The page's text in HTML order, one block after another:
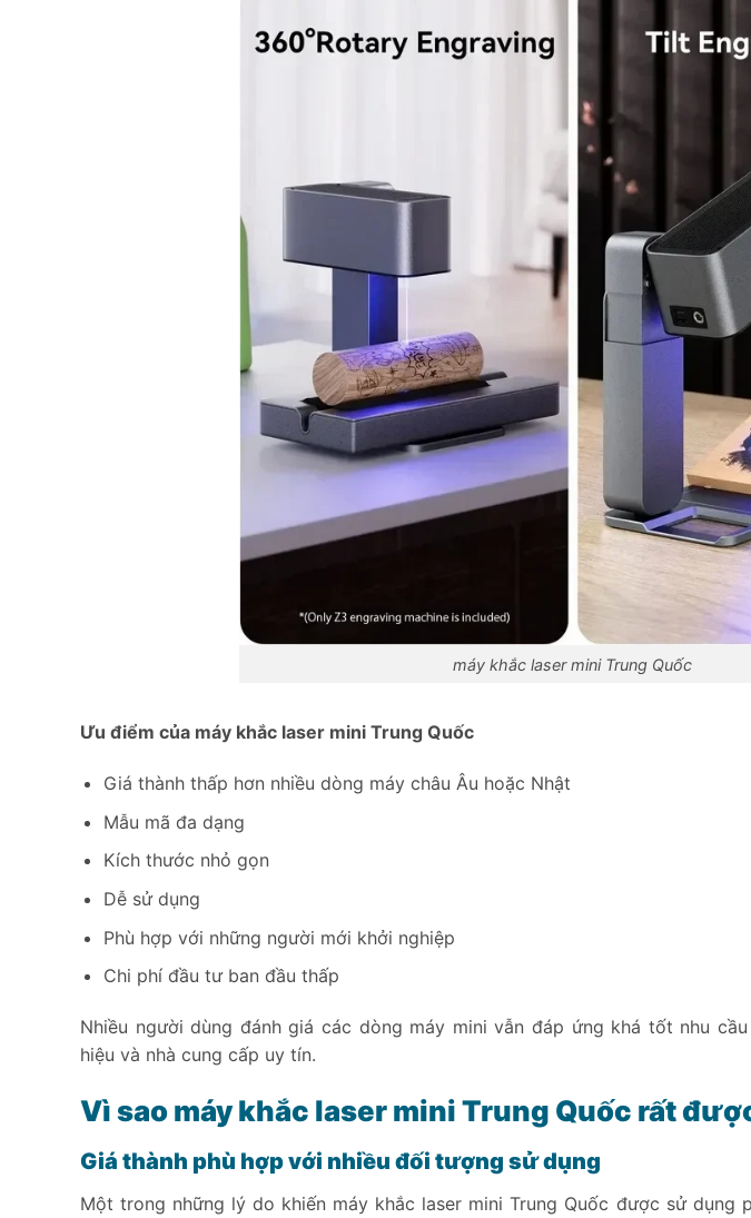
máy khắc laser mini Trung Quốc
Ưu điểm của máy khắc laser mini Trung Quốc
Giá thành thấp hơn nhiều dòng máy châu Âu hoặc Nhật
Mẫu mã đa dạng
Kích thước nhỏ gọn
Dễ sử dụng
Phù hợp với những người mới khởi nghiệp
Chi phí đầu tư ban đầu thấp
Nhiều người dùng đánh giá các dòng máy mini vẫn đáp ứng khá tốt nhu
hiệu và nhà cung cấp uy tín.
Vì sao máy khắc laser mini Trung Quốc rất
Giá thành phù hợp với nhiều đối tượng sử dụng
Một trong những lý do khiến máy khắc laser mini Trung Quốc được sử dụng